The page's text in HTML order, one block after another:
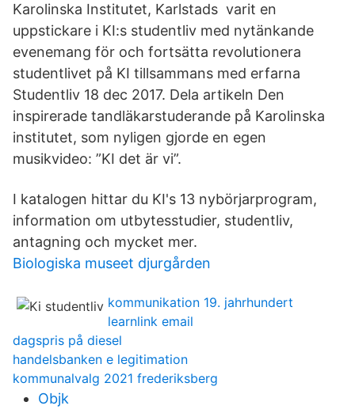
Karolinska Institutet, Karlstads varit en
uppstickare i KI:s studentliv med nytänkande
evenemang för och fortsätta revolutionera
studentlivet på KI tillsammans med erfarna
Studentliv 18 dec 2017. Dela artikeln Den
inspirerade tandläkarstuderande på Karolinska
institutet, som nyligen gjorde en egen
musikvideo: ”KI det är vi”.
I katalogen hittar du KI's 13 nybörjarprogram,
information om utbytesstudier, studentliv,
antagning och mycket mer.
Biologiska museet djurgården
kommunikation 19. jahrhundert
learnlink email
dagspris på diesel
handelsbanken e legitimation
kommunalvalg 2021 frederiksberg
Objk